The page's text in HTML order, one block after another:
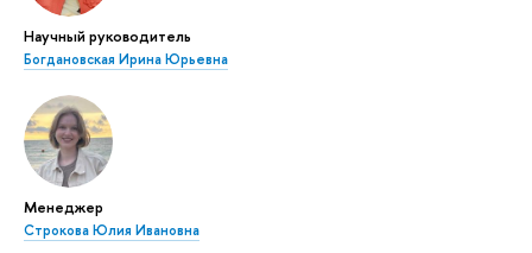
Научный руководитель
Богдановская Ирина Юрьевна
Менеджер
Строкова Юлия Ивановна